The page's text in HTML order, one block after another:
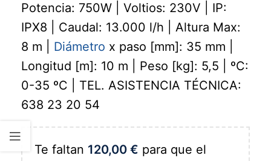
Potencia: 750W | Voltios: 230V | IP:
IPX8 | Caudal: 13.000 l/h | Altura Max:
8 m | Diámetro x paso [mm]: 35 mm |
Longitud [m]: 10 m | Peso [kg]: 5,5 | ºC:
0-35 ºC | TEL. ASISTENCIA TÉCNICA:
638 23 20 54
Te faltan 120,00 € para que el